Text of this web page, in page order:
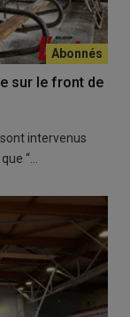
sur le front de
intervenus
“…